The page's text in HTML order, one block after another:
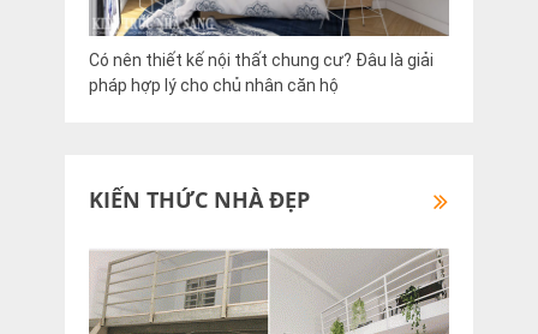
Có nên thiết kế nội thất chung cư? Đâu là giải
pháp hợp lý cho chủ nhân căn hộ
KIẾN THỨC NHÀ ĐẸP